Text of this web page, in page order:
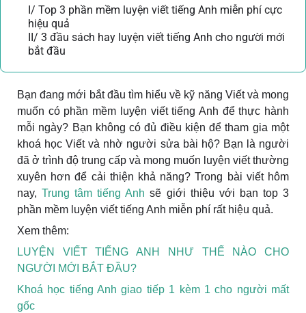
I/ Top 3 phần mềm luyện viết tiếng Anh miễn phí cực
hiệu quả
II/ 3 đầu sách hay luyện viết tiếng Anh cho người mới
bắt đầu
Bạn đang mới bắt đầu tìm hiểu về kỹ năng Viết và mong
muốn có phần mềm luyện viết tiếng Anh để thực hành
mỗi ngày? Bạn không có đủ điều kiện để tham gia một
khoá học Viết và nhờ người sửa bài hộ? Bạn là người
đã ở trình độ trung cấp và mong muốn luyện viết thường
xuyên hơn để cải thiện khả năng? Trong bài viết hôm
nay,Trung tâm tiếng Anh sẽ giới thiệu với bạn top 3
phần mềm luyện viết tiếng Anh miễn phí rất hiệu quả.
Xem thêm:
LUYỆN VIẾT TIẾNG ANH NHƯ THẾ NÀO CHO
NGƯỜI MỚI BẮT ĐẦU?
Khoá học tiếng Anh giao tiếp 1 kèm 1 cho người mất
gốc